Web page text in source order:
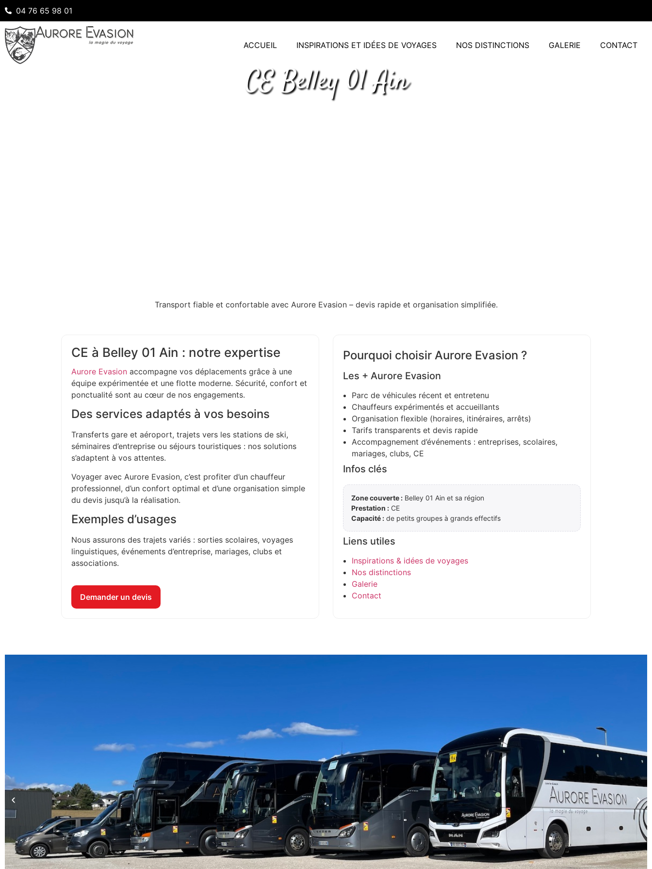
04 76 65 98 01
ACCUEIL INSPIRATIONS ET IDÉES DE VOYAGES NOS DISTINCTIONS GALERIE CONTACT
CE Belley 01 Ain
Transport fiable et confortable avec Aurore Evasion – devis rapide et organisation simplifiée.
CE à Belley 01 Ain : notre expertise
Aurore Evasion accompagne vos déplacements grâce à une
équipe expérimentée et une flotte moderne. Sécurité, confort et
ponctualité sont au cœur de nos engagements.
Des services adaptés à vos besoins
Transferts gare et aéroport, trajets vers les stations de ski,
séminaires d’entreprise ou séjours touristiques : nos solutions
s’adaptent à vos attentes.
Voyager avec Aurore Evasion, c’est profiter d’un chauffeur
professionnel, d’un confort optimal et d’une organisation simple
du devis jusqu’à la réalisation.
Exemples d’usages
Nous assurons des trajets variés : sorties scolaires, voyages
linguistiques, événements d’entreprise, mariages, clubs et
associations.
Demander un devis
Pourquoi choisir Aurore Evasion ?
Les + Aurore Evasion
Parc de véhicules récent et entretenu
Chauffeurs expérimentés et accueillants
Organisation flexible (horaires, itinéraires, arrêts)
Tarifs transparents et devis rapide
Accompagnement d’événements : entreprises, scolaires,
mariages, clubs, CE
Infos clés
Zone couverte : Belley 01 Ain et sa région
Prestation : CE
Capacité : de petits groupes à grands effectifs
Liens utiles
Inspirations & idées de voyages
Nos distinctions
Galerie
Contact